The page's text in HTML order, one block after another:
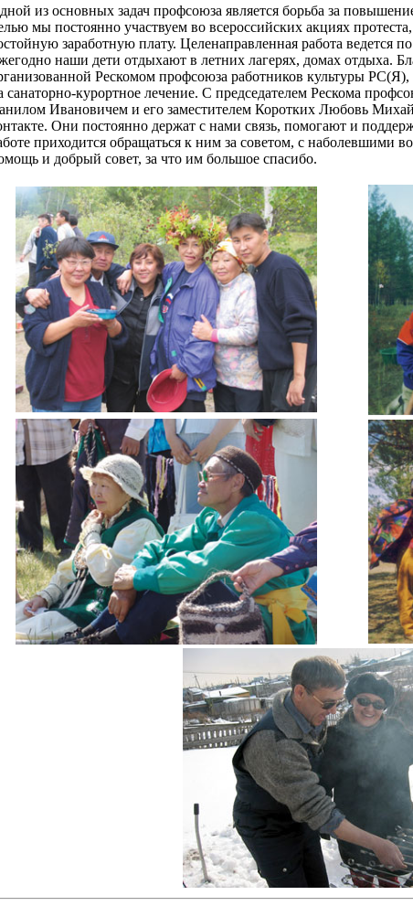
из основных задач профсоюза является борьба за
мы постоянно участвуем во всероссийских акциях
заработную плату. Целенаправленная работа ведется
наши дети отдыхают в летних лагерях, домах отдыха.
Рескомом профсоюза работников культуры
санаторно-курортное лечение. С председателем Рескома
Ивановичем и его заместителем Коротких Любовь
Они постоянно держат с нами связь, помогают и
приходится обращаться к ним за советом, с наболевшими
и добрый совет, за что им большое спасибо.